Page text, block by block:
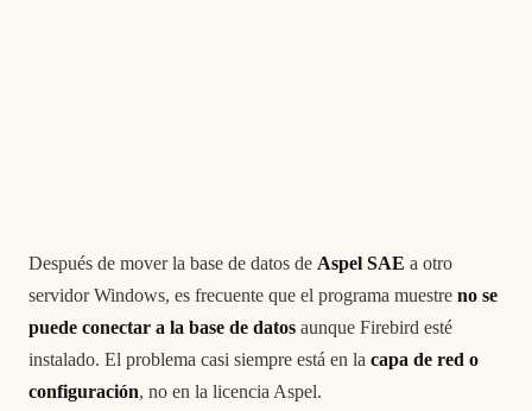
Después de mover la base de datos de Aspel SAE a otro
servidor Windows, es frecuente que el programa muestre no se
puede conectar a la base de datos aunque Firebird esté
instalado. El problema casi siempre está en la capa de red o
configuración, no en la licencia Aspel.